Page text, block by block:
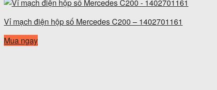
Vỉ mạch điện hộp số Mercedes C200 – 1402701161
Mua ngay